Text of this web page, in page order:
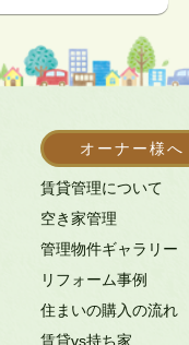
オーナー様へ
賃貸管理について
空き家管理
管理物件ギャラリー
リフォーム事例
住まいの購入の流れ
賃貸vs持ち家